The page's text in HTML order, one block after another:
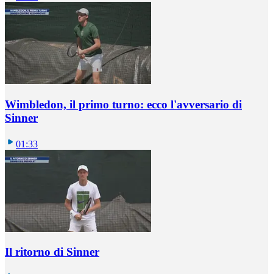
Wimbledon, il primo turno: ecco l'avversario di
Sinner
01:33
Il ritorno di Sinner